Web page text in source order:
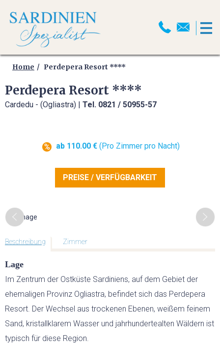
MOTORRADREISEN
MOTORRADPROGRAMM
MOTORRAD ABSCHLUSSFAHRT
2026
SELBSTFAHRER
MOTORRADTOUREN
GOLFPLÄTZE
Home Perdepera Resort ****
Perdepera Resort ****
Cardedu - (Ogliastra) | Tel. 0821 / 50955-57
ab 110.00 € (Pro Zimmer pro Nacht)
PREISE / VERFÜGBARKEIT
Beschreibung Zimmer
Lage
Im Zentrum der Ostküste Sardiniens, auf dem Gebiet der
ehemaligen Provinz Ogliastra, befindet sich das Perdepera
Resort. Der Wechsel aus trockenen Ebenen, weißem feinem
Sand, kristallklarem Wasser und jahrhundertealten Wäldern ist
typisch für diese Region.